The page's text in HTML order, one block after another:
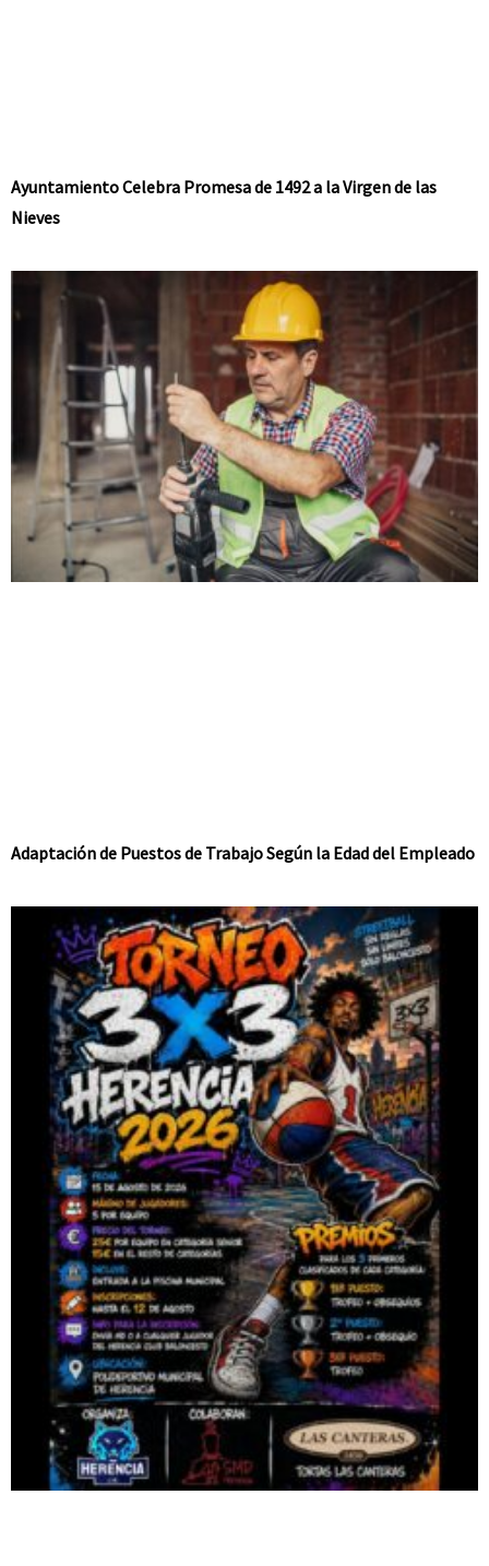
Ayuntamiento Celebra Promesa de 1492 a la Virgen de las
Nieves
Adaptación de Puestos de Trabajo Según la Edad del Empleado